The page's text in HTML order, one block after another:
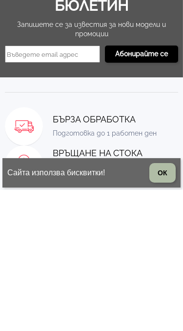
БЮЛЕТИН
Запишете се за известия за нови модели и
промоции
БЪРЗА ОБРАБОТКА
Подготовка до 1 работен ден
ВРЪЩАНЕ НА СТОКА
стоката
Сайта използва бисквитки! ОК